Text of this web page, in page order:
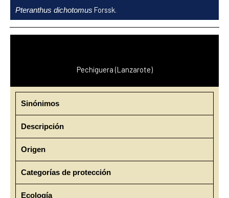
contenido
Pteranthus dichotomus Forssk.
Pechiguera (Lanzarote)
Sinónimos
Descripción
Origen
Categorías de protección
Ecología